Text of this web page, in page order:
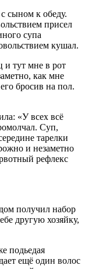
сыном к обеду.
присел
супа
кушал.
тут мне в рот
как мне
бросив на пол.
«У всех всё
Суп,
тарелки
и незаметно
рефлекс
получил набор
другую хозяйку,
подьедая
ещё один волос